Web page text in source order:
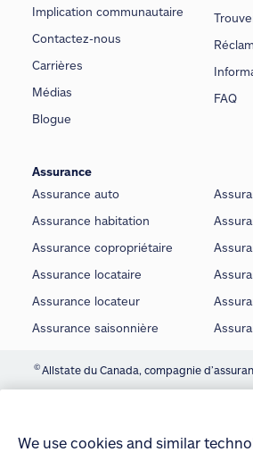
Implication communautaire
Contactez-nous
Carrières
Médias
Blogue
FAQ
Assurance
Assurance auto
Assurance habitation
Assurance copropriétaire
Assurance locataire
Assurance locateur
Assurance saisonnière
©Allstate du Canada, compagnie